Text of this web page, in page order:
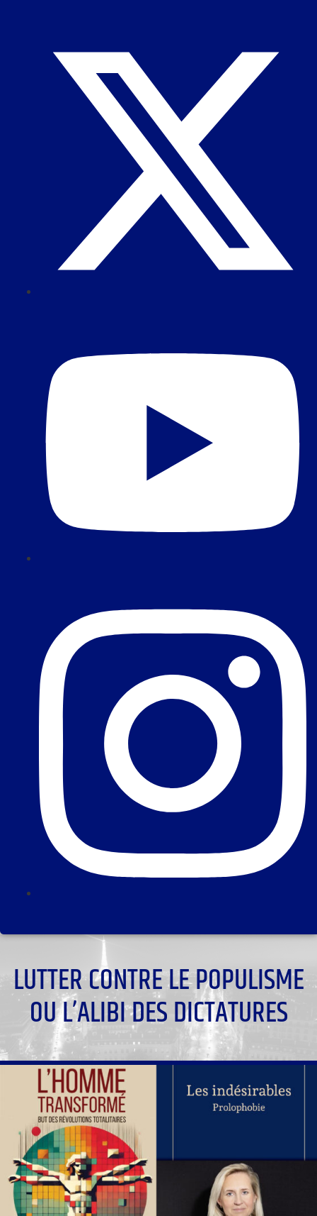
LUTTER CONTRE LE POPULISME
OU L’ALIBI DES DICTATURES